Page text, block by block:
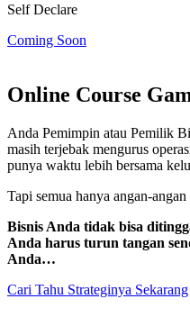
Self Declare
Coming Soon
Online Course
Anda Pemimpin atau Pemilik
masih terjebak mengurus
punya waktu lebih bersama
Tapi semua hanya angan-
Bisnis Anda tidak bisa
Anda harus turun tangan
Anda…
Cari Tahu Strateginya Sekarang